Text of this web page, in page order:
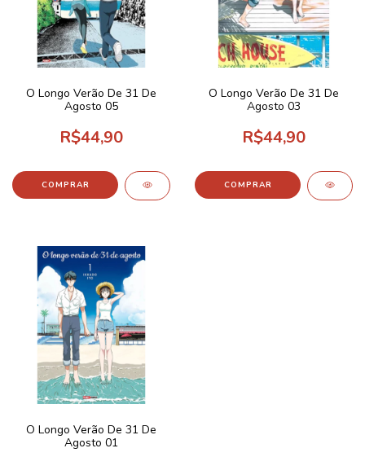
O Longo Verão De 31 De
Agosto 05
R$44,90
O Longo Verão De 31 De
Agosto 03
R$44,90
O Longo Verão De 31 De
Agosto 01